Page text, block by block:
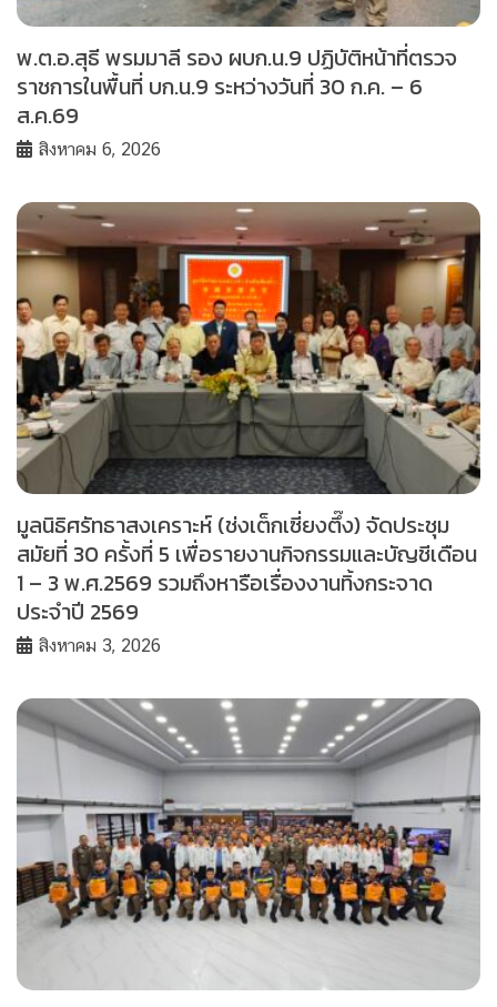
พ.ต.อ.สุธี พรมมาลี รอง ผบก.น.9 ปฏิบัติหน้าที่ตรวจ
ราชการในพื้นที่ บก.น.9 ระหว่างวันที่ 30 ก.ค. – 6
ส.ค.69
สิงหาคม 6, 2026
มูลนิธิศรัทธาสงเคราะห์ (ช่งเต็กเซี่ยงตึ๊ง) จัดประชุม
สมัยที่ 30 ครั้งที่ 5 เพื่อรายงานกิจกรรมและบัญชีเดือน
1 – 3 พ.ศ.2569 รวมถึงหารือเรื่องงานทิ้งกระจาด
ประจำปี 2569
สิงหาคม 3, 2026